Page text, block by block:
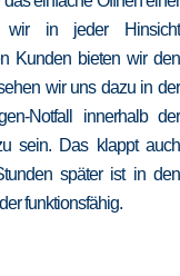
wir in jeder Hinsicht
Kunden bieten wir den
wir uns dazu in der
Notfall innerhalb der
sein. Das klappt auch
später ist in den
funktionsfähig.